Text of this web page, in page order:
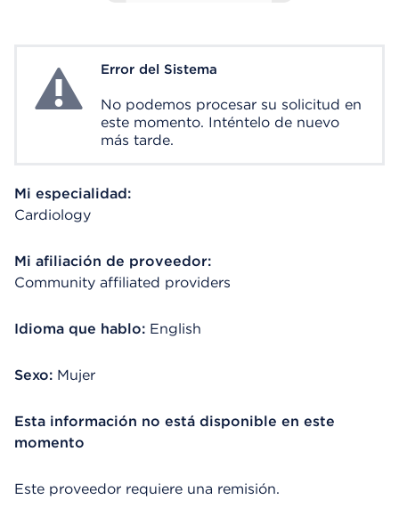
System ErrorError del Sistema
No podemos procesar su solicitud en
este momento. Inténtelo de nuevo
más tarde.
Mi especialidad:
Cardiology
Mi afiliación de proveedor:
Community affiliated providers
Idioma que hablo: English
Sexo: Mujer
Esta información no está disponible en este
momento
Este proveedor requiere una remisión.